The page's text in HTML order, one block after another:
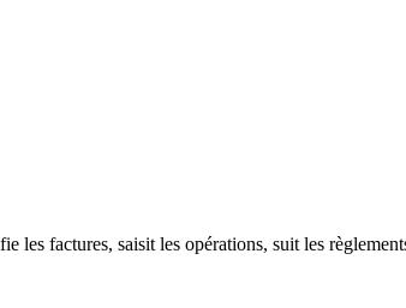
les factures, saisit les opérations, suit les